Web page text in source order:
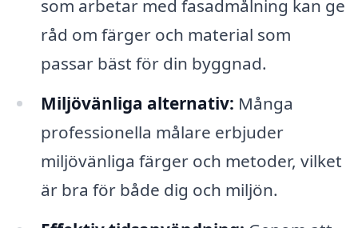
som arbetar med fasadmålning kan ge
råd om färger och material som
passar bäst för din byggnad.
Miljövänliga alternativ: Många
professionella målare erbjuder
miljövänliga färger och metoder, vilket
är bra för både dig och miljön.